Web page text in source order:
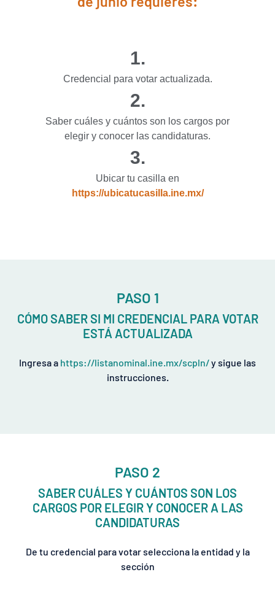
1.
Credencial para votar actualizada.
2.
Saber cuáles y cuántos son los cargos por
elegir y conocer las candidaturas.
3.
Ubicar tu casilla en
https://ubicatucasilla.ine.mx/
PASO 1
CÓMO SABER SI MI CREDENCIAL PARA VOTAR
ESTÁ ACTUALIZADA
Ingresa a https://listanominal.ine.mx/scpln/y sigue las
instrucciones.
PASO 2
SABER CUÁLES Y CUÁNTOS SON LOS
CARGOS POR ELEGIR Y CONOCER A LAS
CANDIDATURAS
De tu credencial para votar selecciona la entidad y la
sección